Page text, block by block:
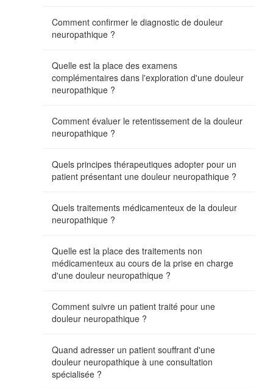
Comment confirmer le diagnostic de douleur
neuropathique ?
Quelle est la place des examens
complémentaires dans l'exploration d'une douleur
neuropathique ?
Comment évaluer le retentissement de la douleur
neuropathique ?
Quels principes thérapeutiques adopter pour un
patient présentant une douleur neuropathique ?
Quels traitements médicamenteux de la douleur
neuropathique ?
Quelle est la place des traitements non
médicamenteux au cours de la prise en charge
d'une douleur neuropathique ?
Comment suivre un patient traité pour une
douleur neuropathique ?
Quand adresser un patient souffrant d'une
douleur neuropathique à une consultation
spécialisée ?